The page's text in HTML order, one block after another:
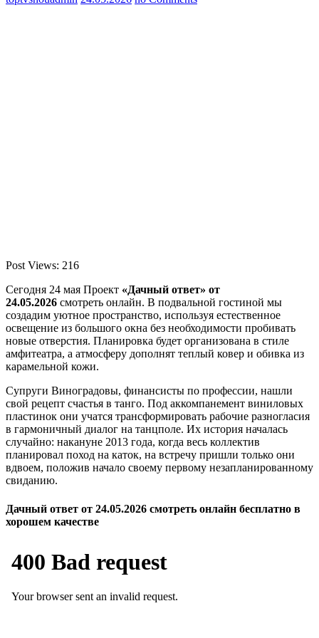
Post Views: 216
Сегодня 24 мая Проект «Дачный ответ» от
24.05.2026 смотреть онлайн. В подвальной гостиной мы
создадим уютное пространство, используя естественное
освещение из большого окна без необходимости пробивать
новые отверстия. Планировка будет организована в стиле
амфитеатра, а атмосферу дополнят теплый ковер и обивка из
карамельной кожи.
Супруги Виноградовы, финансисты по профессии, нашли
свой рецепт счастья в танго. Под аккомпанемент виниловых
пластинок они учатся трансформировать рабочие разногласия
в гармоничный диалог на танцполе. Их история началась
случайно: накануне 2013 года, когда весь коллектив
планировал поход на каток, на встречу пришли только они
вдвоем, положив начало своему первому незапланированному
свиданию.
Дачный ответ от 24.05.2026 смотреть онлайн бесплатно в
хорошем качестве